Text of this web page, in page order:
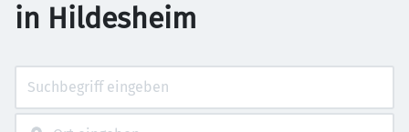
in Hildesheim